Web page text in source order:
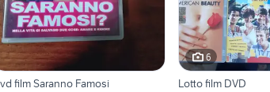
film Saranno Famosi
6
Lotto film DVD